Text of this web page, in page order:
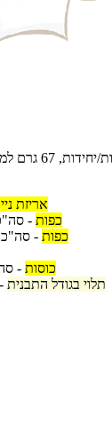
67 גרם למנה\יחידה
אריזת
כפות -
כפות - סה"כ
כוסות -
- תלוי בגודל התבנית